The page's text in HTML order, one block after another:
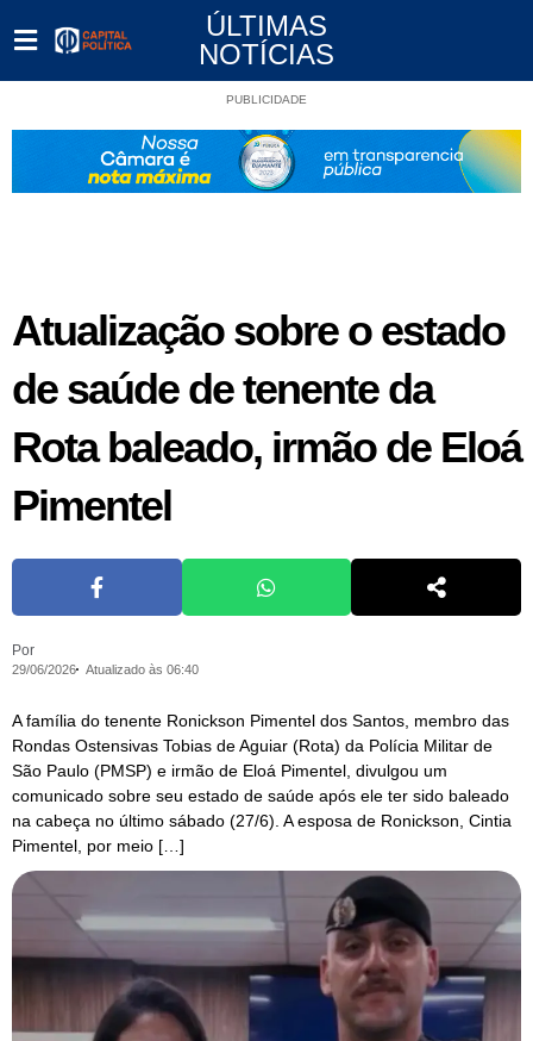
ÚLTIMAS
NOTÍCIAS
PUBLICIDADE
Atualização sobre o estado
de saúde de tenente da
Rota baleado, irmão de Eloá
Pimentel
Por
29/06/2026 Atualizado às 06:40
A família do tenente Ronickson Pimentel dos Santos, membro das
Rondas Ostensivas Tobias de Aguiar (Rota) da Polícia Militar de
São Paulo (PMSP) e irmão de Eloá Pimentel, divulgou um
comunicado sobre seu estado de saúde após ele ter sido baleado
na cabeça no último sábado (27/6). A esposa de Ronickson, Cintia
Pimentel, por meio […]